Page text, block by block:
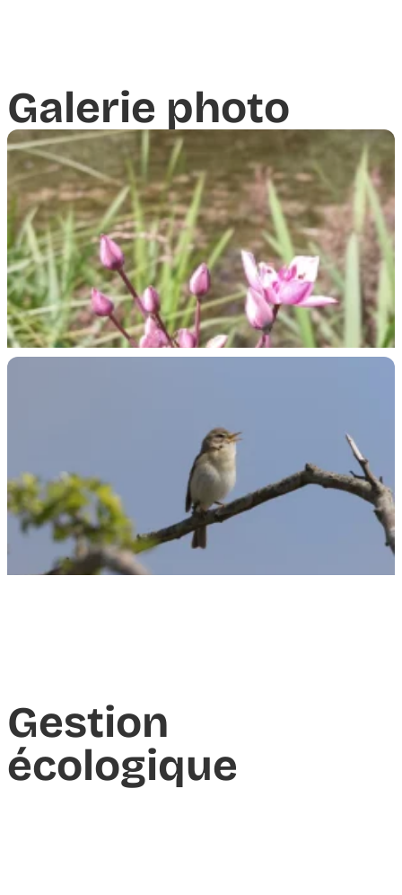
Galerie photo
Gestion
écologique